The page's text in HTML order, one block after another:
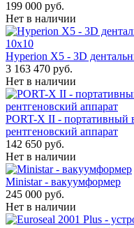
199 000 руб.
Нет в наличии
Hyperion X5 - 3D
3 163 470 руб.
Нет в наличии
PORT-X II - портативный
рентгеновский аппарат
142 650 руб.
Нет в наличии
Ministar - вакуумформер
245 000 руб.
Нет в наличии